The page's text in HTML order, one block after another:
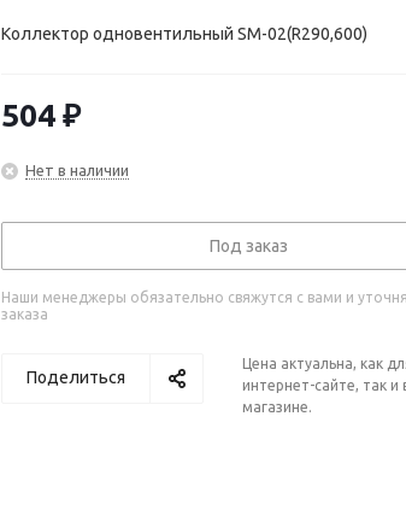
Коллектор одновентильный SM-02(R290,600)
504 ₽
Нет в наличии
Под заказ
Наши менеджеры обязательно свяжутся с вами и
заказа
Поделиться
Цена актуальна, как
интернет-сайте, так и
магазине.